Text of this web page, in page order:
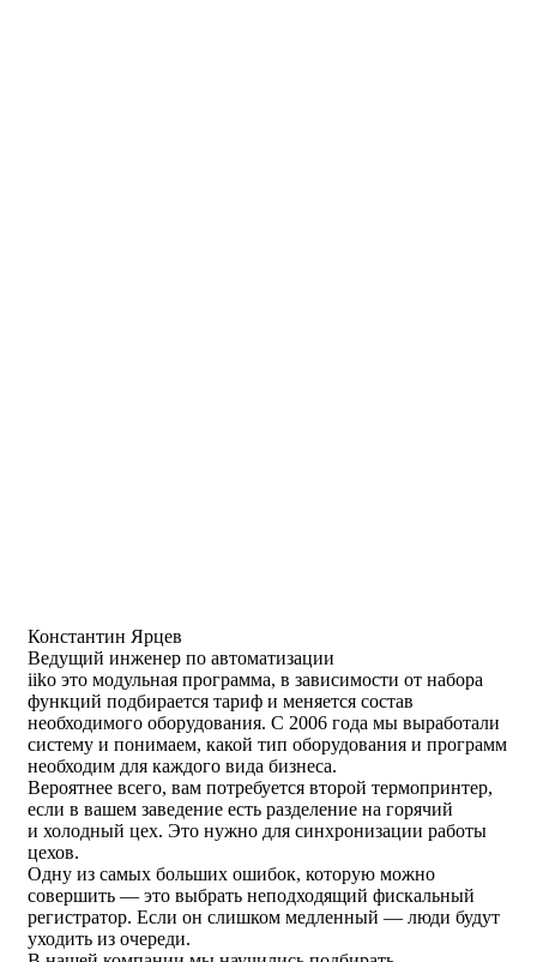
Константин Ярцев
Ведущий инженер по автоматизации
iiko это модульная программа, в зависимости от набора
функций подбирается тариф и меняется состав
необходимого оборудования. С 2006 года мы выработали
систему и понимаем, какой тип оборудования и программ
необходим для каждого вида бизнеса.
Вероятнее всего, вам потребуется второй термопринтер,
если в вашем заведение есть разделение на горячий
и холодный цех. Это нужно для синхронизации работы
цехов.
Одну из самых больших ошибок, которую можно
совершить — это выбрать неподходящий фискальный
регистратор. Если он слишком медленный — люди будут
уходить из очереди.